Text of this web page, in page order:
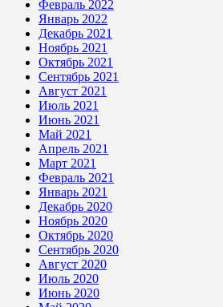
Февраль 2022
Январь 2022
Декабрь 2021
Ноябрь 2021
Октябрь 2021
Сентябрь 2021
Август 2021
Июль 2021
Июнь 2021
Май 2021
Апрель 2021
Март 2021
Февраль 2021
Январь 2021
Декабрь 2020
Ноябрь 2020
Октябрь 2020
Сентябрь 2020
Август 2020
Июль 2020
Июнь 2020